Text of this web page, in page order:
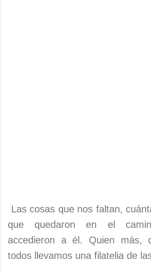
Las cosas que nos faltan,
que quedaron en el
accedieron a él. Quien más,
todos llevamos una filatelia de